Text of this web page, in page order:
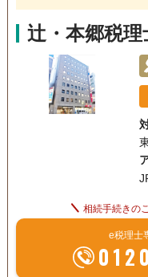
辻・本郷税
相続手続きの
e税理士